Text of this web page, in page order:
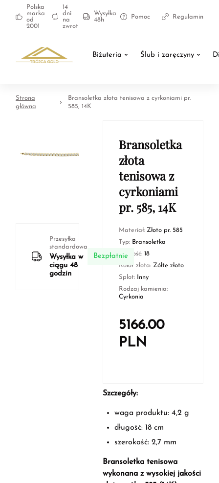
Polska
marka
od
2001
14
dni
na
zwrot
Wysyłka
48h
Pomoc Regulamin
Biżuteria Ślub i zaręczyny
Strona
główna
Bransoletka złota tenisowa z cyrkoniami pr.
585, 14K
Przesyłka
standardowa
Wysyłka w
ciągu 48
godzin
Bezpłatnie
Bransoletka
złota
tenisowa z
cyrkoniami
pr. 585, 14K
Materiał: Złoto pr. 585
Typ: Bransoletka
Długość: 18
Kolor złota: Żółte złoto
Splot:
Inny
Rodzaj kamienia:
Cyrkonia
5166.00
PLN
Szczegóły:
waga produktu: 4,2 g
długość: 18 cm
szerokość: 2,7 mm
Bransoletka tenisowa
wykonana z wysokiej jakości